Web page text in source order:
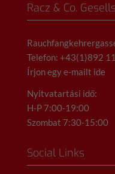
Racz & Co.
Telefon: +43(1)892
Írjon egy e-mailt ide
Nyitvatartási idő:
H-P 7:00-19:00
Szombat 7:30-15:00
Social Links